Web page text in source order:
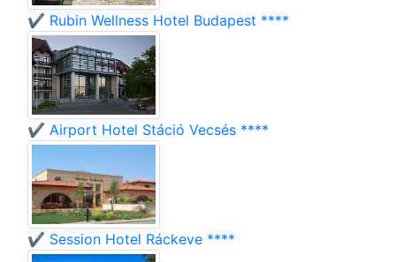
✔️ Rubin Wellness Hotel Budapest ****
✔️ Airport Hotel Stáció Vecsés ****
✔️ Session Hotel Ráckeve ****